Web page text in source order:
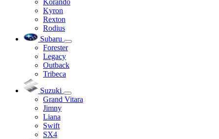
Korando
Kyron
Rexton
Rodius
Subaru
Forester
Legacy
Outback
Tribeca
Suzuki
Grand Vitara
Jimny
Liana
Swift
SX4